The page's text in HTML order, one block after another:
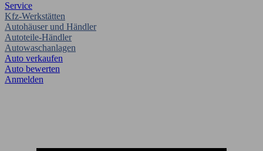
Service
Kfz-Werkstätten
Autohäuser und Händler
Autoteile-Händler
Autowaschanlagen
Auto verkaufen
Auto bewerten
Anmelden